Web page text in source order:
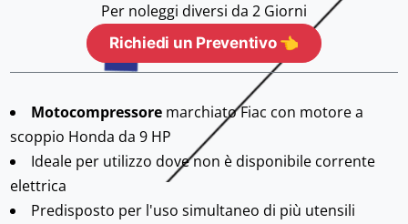
Motocompressore marchiato Fiac con motore a
scoppio Honda da 9 HP
Ideale per utilizzo dove non è disponibile corrente
elettrica
Predisposto per l'uso simultaneo di più utensili
Per noleggi diversi da 2 Giorni
Richiedi un Preventivo 👈